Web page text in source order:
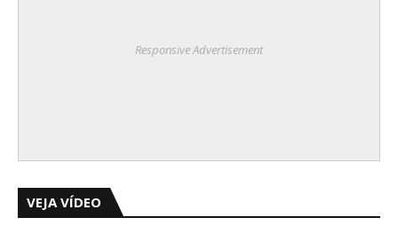
Responsive Advertisement
VEJA VÍDEO